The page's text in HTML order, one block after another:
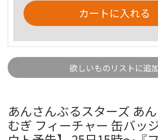
カートに入れる
欲しいものリストに追
あんさんぶるスターズ あ
むぎ フィーチャー 缶バッ